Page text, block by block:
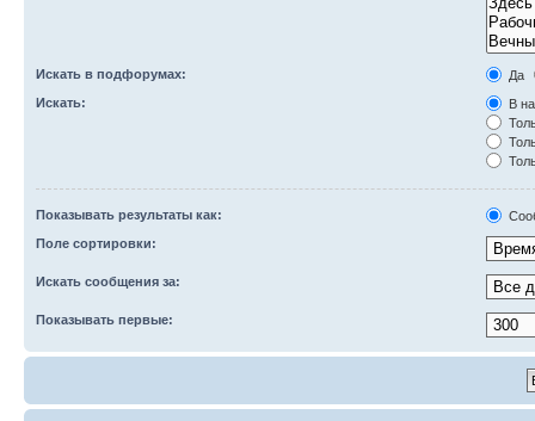
Искать в подфорумах:
Да
Искать:
В
Показывать результаты как:
Поле сортировки:
Искать сообщения за:
Показывать первые: